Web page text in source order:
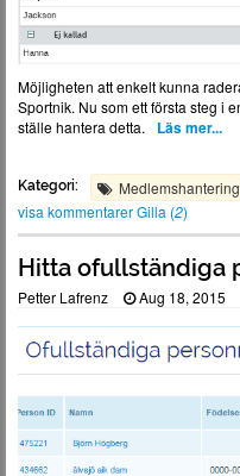
Möjligheten att enkelt kunna
Sportnik. Nu som ett första steg i
ställe hantera detta.
Läs mer...
Kategori: Medlemshantering
visa kommentarerGilla (2)
Hitta ofullständiga
Petter Lafrenz Aug 18, 2015